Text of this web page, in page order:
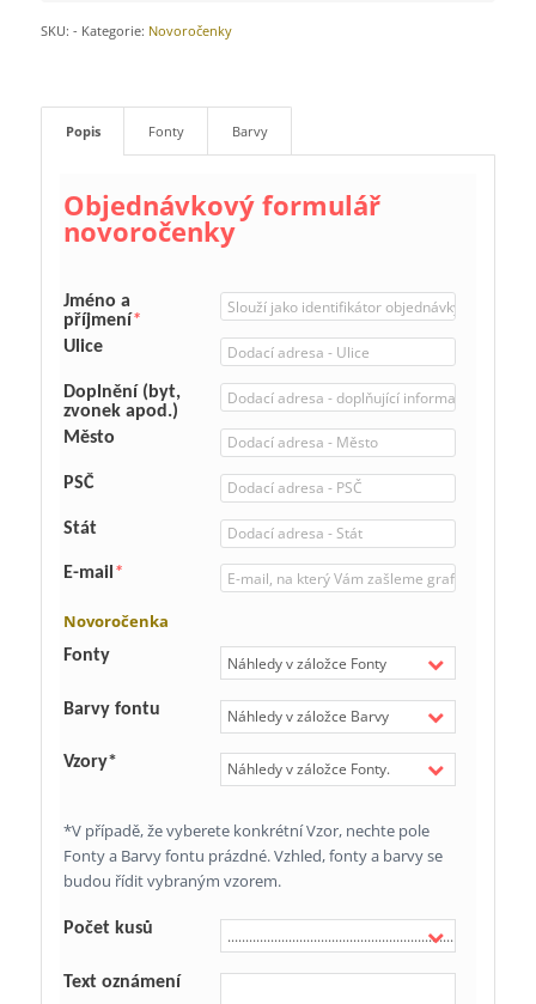
SKU: - Kategorie: Novoročenky
Popis Fonty Barvy
Objednávkový formulář
novoročenky
Jméno a
příjmení*
Ulice
Doplnění (byt,
zvonek apod.)
Město
PSČ
Stát
E-mail*
Novoročenka
Fonty
Barvy fontu
Vzory*
*V případě, že vyberete konkrétní Vzor, nechte pole
Fonty a Barvy fontu prázdné. Vzhled, fonty a barvy se
budou řídit vybraným vzorem.
Počet kusů
Text oznámení